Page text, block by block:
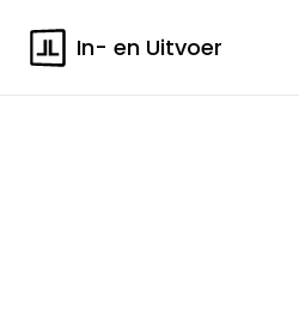
In- en Uitvoer